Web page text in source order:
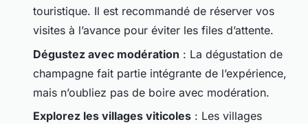
touristique. Il est recommandé de réserver vos
visites à l’avance pour éviter les files d’attente.
Dégustez avec modération : La dégustation de
champagne fait partie intégrante de l’expérience,
mais n’oubliez pas de boire avec modération.
Explorez les villages viticoles : Les villages